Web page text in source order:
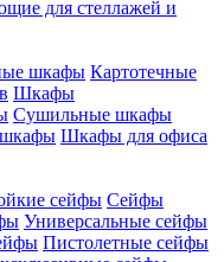
для стеллажей и
шкафы Картотечные
Шкафы
Сушильные шкафы
шкафы Шкафы для офиса
сейфы Сейфы
Универсальные сейфы
Пистолетные сейфы